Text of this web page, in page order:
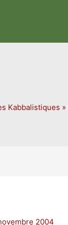
Kabbalistiques »
2004